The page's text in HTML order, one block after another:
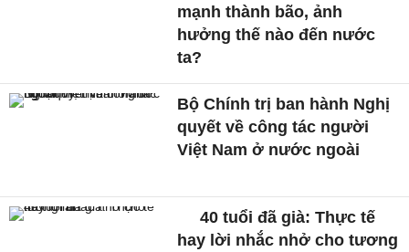
mạnh thành bão, ảnh
hưởng thế nào đến nước
ta?
Bộ Chính trị ban hành Nghị
quyết về công tác người
Việt Nam ở nước ngoài
40 tuổi đã già: Thực tế
hay lời nhắc nhở cho tương